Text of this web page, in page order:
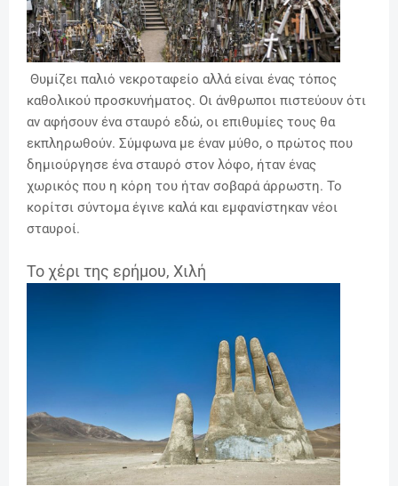
Θυμίζει παλιό νεκροταφείο αλλά είναι ένας τόπος
καθολικού προσκυνήματος. Οι άνθρωποι πιστεύουν ότι
αν αφήσουν ένα σταυρό εδώ, οι επιθυμίες τους θα
εκπληρωθούν. Σύμφωνα με έναν μύθο, ο πρώτος που
δημιούργησε ένα σταυρό στον λόφο, ήταν ένας
χωρικός που η κόρη του ήταν σοβαρά άρρωστη. Το
κορίτσι σύντομα έγινε καλά και εμφανίστηκαν νέοι
σταυροί.
Το χέρι της ερήμου, Χιλή